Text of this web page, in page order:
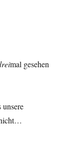
mal gesehen
unsere